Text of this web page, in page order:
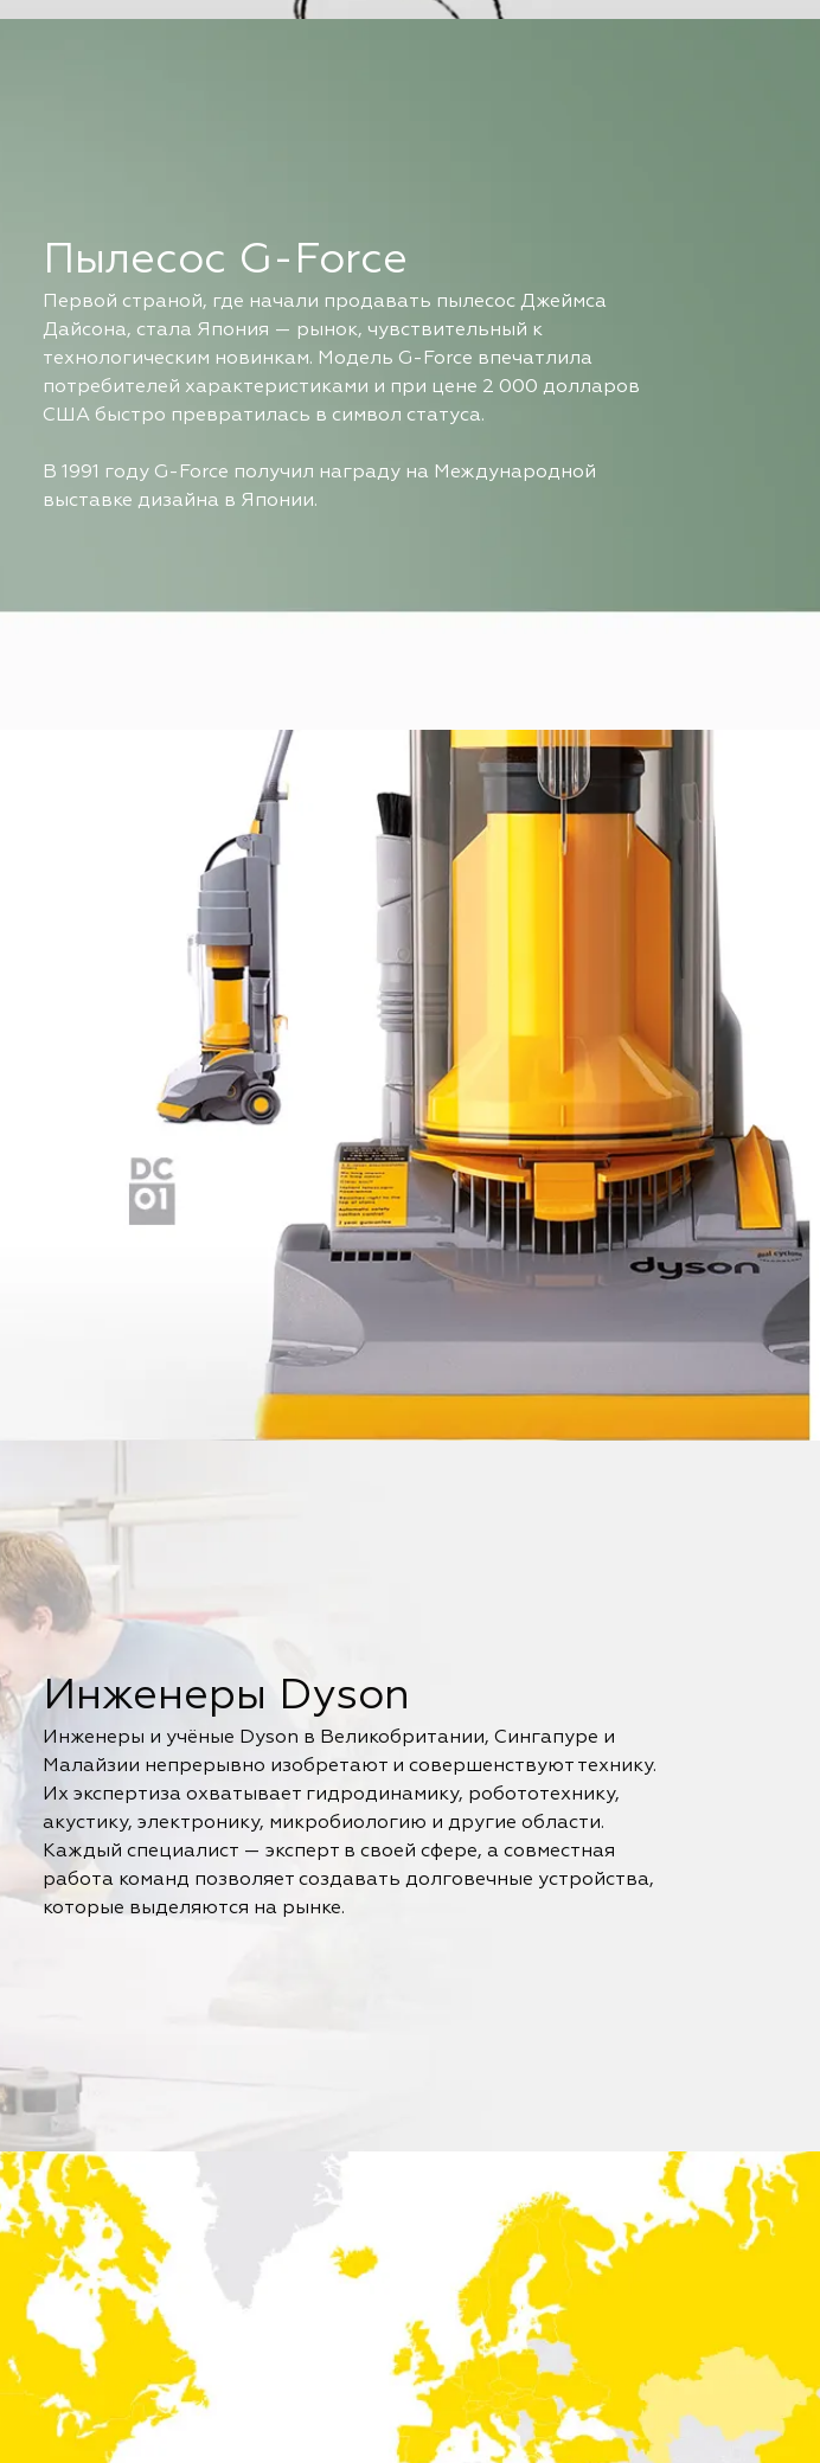
Пылесос G-Force
Первой страной, где начали продавать пылесос Джеймса
Дайсона, стала Япония — рынок, чувствительный к
технологическим новинкам. Модель G-Force впечатлила
потребителей характеристиками и при цене 2 000 долларов
США быстро превратилась в символ статуса.
В 1991 году G-Force получил награду на Международной
выставке дизайна в Японии.
Инженеры Dyson
Инженеры и учёные Dyson в Великобритании, Сингапуре и
Малайзии непрерывно изобретают и совершенствуют технику.
Их экспертиза охватывает гидродинамику, робототехнику,
акустику, электронику, микробиологию и другие области.
Каждый специалист — эксперт в своей сфере, а совместная
работа команд позволяет создавать долговечные устройства,
которые выделяются на рынке.